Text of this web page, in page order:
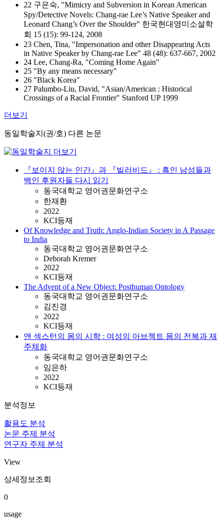
22 구은숙, "Mimicry and Subversion in Korean American
Spy/Detective Novels: Chang-rae Lee’s Native Speaker and
Leonard Chang’s Over the Shoulder" 한국현대영미소설학
회 15 (15): 99-124, 2008
23 Chen, Tina, "Impersonation and other Disappearing Acts
in Native Speaker by Chang-rae Lee" 48 (48): 637-667, 2002
24 Lee, Chang-Ra, "Coming Home Again"
25 "By any means necessary"
26 "Black Korea"
27 Palumbo-Liu, David, "Asian/American : Historical
Crossings of a Racial Frontier" Stanford UP 1999
더보기
동일학술지(권/호) 다른 논문
『보이지 않는 인간』과 『빌러비드』 : 흑인 남성들과
백인 후원자들 다시 읽기
동국대학교 영어권문화연구소
한재환
2022
KCI등재
Of Knowledge and Truth: Anglo-Indian Society in A Passage
to India
동국대학교 영어권문화연구소
Deborah Kremer
2022
KCI등재
The Advent of a New Object: Posthuman Ontology
동국대학교 영어권문화연구소
김진경
2022
KCI등재
앤 섹스턴의 몸의 시학 : 여성의 아브젝트 몸의 전복과 재
주체화
동국대학교 영어권문화연구소
임은하
2022
KCI등재
분석정보
활용도 분석
논문 주제 분석
연구자 주제 분석
View
상세정보조회
0
usage